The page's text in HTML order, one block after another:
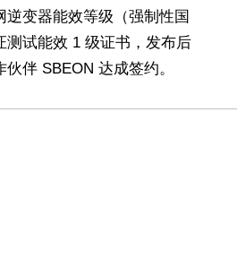
逆变器能效等级（强制性国
测试能效 1 级证书，发布后
伴 SBEON 达成签约。